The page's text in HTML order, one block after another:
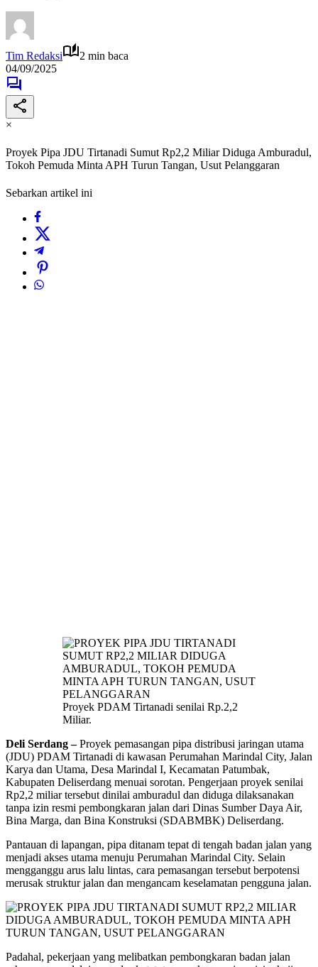
Tim Redaksi
2 min baca
04/09/2025
×
Proyek Pipa JDU Tirtanadi Sumut Rp2,2 Miliar Diduga Amburadul,
Tokoh Pemuda Minta APH Turun Tangan, Usut Pelanggaran
Sebarkan artikel ini
Proyek PDAM Tirtanadi senilai Rp.2,2
Miliar.
Deli Serdang –Proyek pemasangan pipa distribusi jaringan utama
(JDU) PDAM Tirtanadi di kawasan Perumahan Marindal City, Jalan
Karya dan Utama, Desa Marindal I, Kecamatan Patumbak,
Kabupaten Deliserdang menuai sorotan. Pengerjaan proyek senilai
Rp2,2 miliar tersebut dinilai amburadul dan diduga dilaksanakan
tanpa izin resmi pembongkaran jalan dari Dinas Sumber Daya Air,
Bina Marga, dan Bina Konstruksi (SDABMBK) Deliserdang.
Pantauan di lapangan, pipa ditanam tepat di tengah badan jalan yang
menjadi akses utama menuju Perumahan Marindal City. Selain
mengganggu arus lalu lintas, cara pemasangan tersebut berpotensi
merusak struktur jalan dan mengancam keselamatan pengguna jalan.
Padahal, pekerjaan yang melibatkan pembongkaran badan jalan